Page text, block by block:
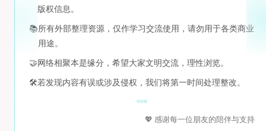
版权信息。
📚所有外部整理资源，仅作学习交流使用，请勿用于各类商业
用途。
🤝 网络相聚本是缘分，希望大家文明交流，理性浏览。
🛠️若发现内容有误或涉及侵权，我们将第一时间处理整改。
💖 感谢每一位朋友的陪伴与支持